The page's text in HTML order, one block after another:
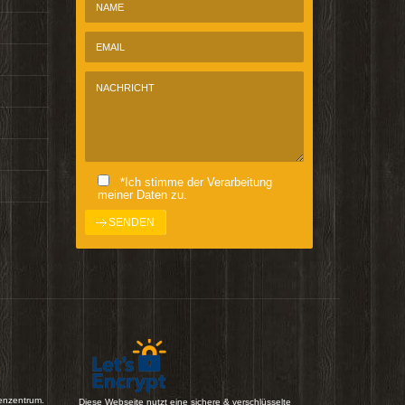
*Ich stimme der Verarbeitung
meiner Daten zu.
Diese Webseite nutzt eine sichere & verschlüsselte